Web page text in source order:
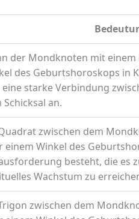
der Mondknoten mit einem
des Geburtshoroskops in
eine starke Verbindung
Schicksal an.
zwischen dem
einem Winkel des
besteht, die es
Wachstum zu
zwischen dem